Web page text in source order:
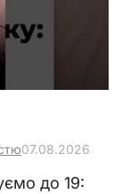
07.08.2026
до 19: